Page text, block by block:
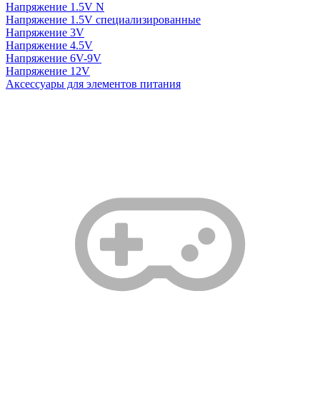
Напряжение 1.5V N
Напряжение 1.5V специализированные
Напряжение 3V
Напряжение 4.5V
Напряжение 6V-9V
Напряжение 12V
Аксессуары для элементов питания